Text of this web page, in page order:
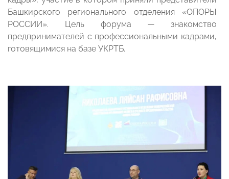
Башкирского регионального отделения «ОПОРЫ
РОССИИ». Цель форума — знакомство
предпринимателей с профессиональными кадрами,
готовящимися на базе УКРТБ.